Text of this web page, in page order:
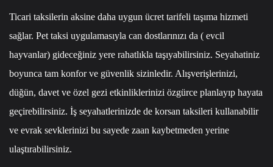
Ticari taksilerin aksine daha uygun ücret tarifeli taşıma hizmeti
sağlar. Pet taksi uygulamasıyla can dostlarınızı da ( evcil
hayvanlar) gideceğiniz yere rahatlıkla taşıyabilirsiniz. Seyahatiniz
boyunca tam konfor ve güvenlik sizinledir. Alışverişlerinizi,
düğün, davet ve özel gezi etkinliklerinizi özgürce planlayıp hayata
geçirebilirsiniz. İş seyahatlerinizde de korsan taksileri kullanabilir
ve evrak sevklerinizi bu sayede zaan kaybetmeden yerine
ulaştırabilirsiniz.